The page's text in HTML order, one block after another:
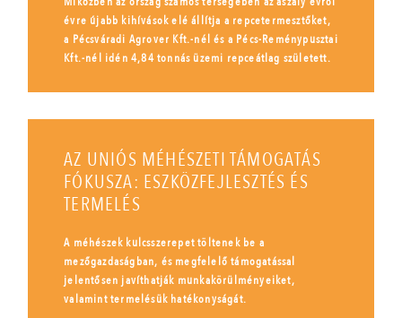
évre újabb kihívások elé állítja a repcetermesztőket,
a Pécsváradi Agrover Kft.-nél és a Pécs-Reménypusztai
Kft.-nél idén 4,84 tonnás üzemi repceátlag született.
AZ UNIÓS MÉHÉSZETI TÁMOGATÁS
FÓKUSZA: ESZKÖZFEJLESZTÉS ÉS
TERMELÉS
A méhészek kulcsszerepet töltenek be a
mezőgazdaságban, és megfelelő támogatással
jelentősen javíthatják munkakörülményeiket,
valamint termelésük hatékonyságát.